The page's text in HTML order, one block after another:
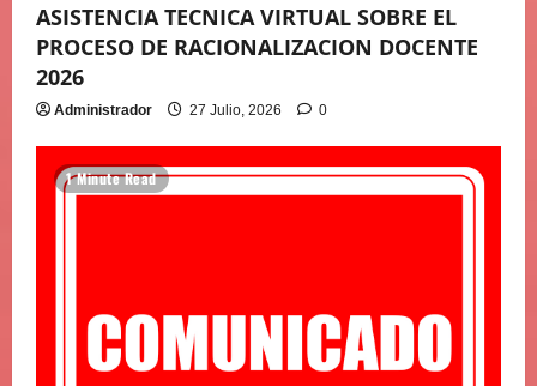
ASISTENCIA TECNICA VIRTUAL SOBRE EL
PROCESO DE RACIONALIZACION DOCENTE
2026
Administrador 27 Julio, 2026 0
1 Minute Read